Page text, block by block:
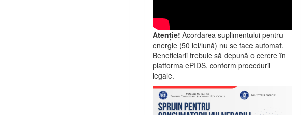
Atenție! Acordarea suplimentului pentru
energie (50 lei/lună) nu se face automat.
Beneficiarii trebuie să depună o cerere în
platforma ePIDS, conform procedurii
legale.